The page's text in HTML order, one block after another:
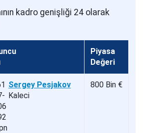
kadro genişliği 24 olarak
Piyasa
Değeri
Sergey Pesjakov
Kaleci
800 Bin €